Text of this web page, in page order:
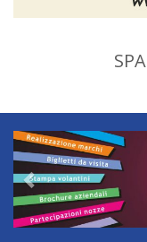
Previous